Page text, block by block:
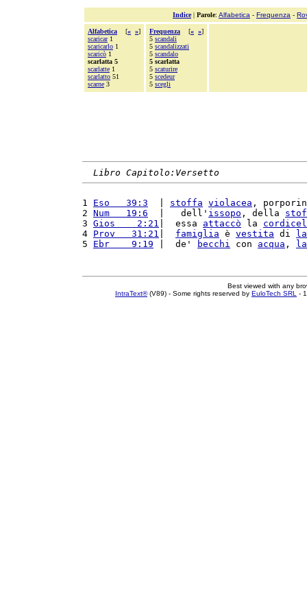
Indice| Parole: Alfabetica - Frequenza -
Alfabetica [« »]
scaricar1
scaricarlo 1
scaricò 1
scarlatta 5
scarlatte 1
scarlatto 51
scarne 3
Frequenza [« »]
5 scandali
5 scandalizzati
5 scandalo
5 scarlatta
5 scaturire
5 scedeur
5 scegli
Libro Capitolo:Versetto
1 Eso   39:3 stoffa violacea ,
2 Num   19:6
  |   dell'
issopo , della
3 Gios    2:21 |  essa attaccò la
4 Prov   31:21 famiglia è vestita di
5 Ebr    9:19 |  de' becchi con acqua ,
Best viewed with any
IntraText®(V89) - Some rights reserved by EuloTech SRL -